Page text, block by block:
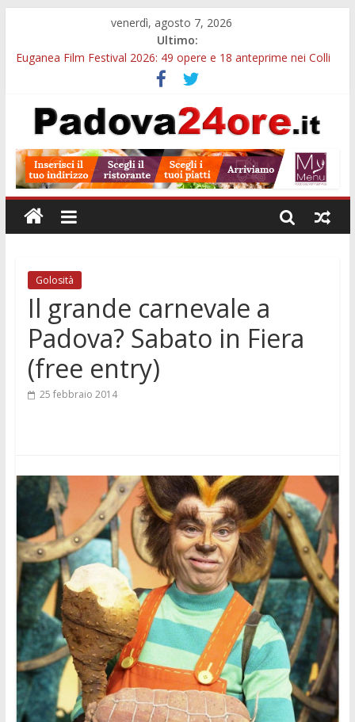
venerdì, agosto 7, 2026
Ultimo:
Euganea Film Festival 2026: 49 opere e 18 anteprime nei Colli
Slow Looking agli Eremitani: un’ora per osservare davvero
un’opera
Notizie di Padova alle ore 21: lavoratore morto, credito sul
Orto Botanico Padova: visite ed escursioni fino a settembre
Concorso Università di Padova: 5 funzionari, domande entro il
7 agosto
Golosità
Il grande carnevale a
Padova? Sabato in Fiera
(free entry)
25 febbraio 2014